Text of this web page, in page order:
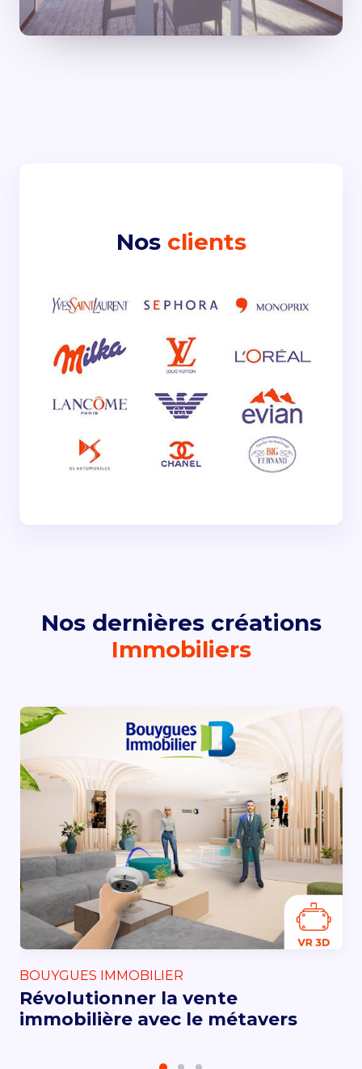
Nos clients
Nos dernières créations
Immobiliers
BOUYGUES IMMOBILIER
Révolutionner la vente
immobilière avec le métavers